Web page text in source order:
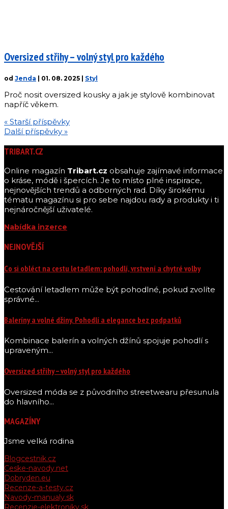
Oversized střihy – volný styl pro každého
od Jenda 01. 08. 2025 Styl
Proč nosit oversized kousky a jak je stylově kombinovat
napříč věkem.
« Starší příspěvky
Další příspěvky »
TRIBART.CZ
Online magazín Tribart.cz obsahuje zajímavé informace
o kráse, módě i špercích. Je to místo plné inspirace,
nejnovějších trendů a odborných rad. Díky širokému
tématu magazínu si pro sebe najdou rady a produkty i ti
nejnáročnější uživatelé.
Nabídka inzerce
NEJNOVĚJŠÍ
Co si obléct na cestu letadlem: pohodlí, vrstvení a chytré volby
Cestování letadlem může být pohodlné, pokud zvolíte
správné...
Baleríny a volné džíny. Pohodlí a elegance bez podpatků
Kombinace balerín a volných džínů spojuje pohodlí s
upraveným...
Oversized střihy – volný styl pro každého
Oversized móda se z původního streetwearu přesunula
do hlavního...
MAGAZÍNY
Jsme velká rodina
Blogcestnik.cz
Ceske-navody.net
Dobryden.eu
Recenze-a-testy.cz
Navody-manualy.sk
Recenzie-elektroniky.sk